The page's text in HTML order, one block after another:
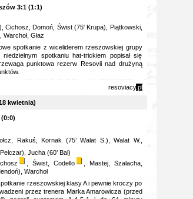
3:1 (1:1)
Cichosz, Domoń, Świst (75' Krupa), Piątkowski,
Głaz
spotkanie z wiceliderem rzeszowskiej grupy
spotkaniu hat-trickiem popisał się
punktowa rezerw Resovii nad drużyną
resoviacy.pl
kwietnia)
Rakuś, Kornak (75’ Walat S.), Walat W.,
Pelczar), Jucha (60’ Bal)
, Świst, Codello
, Mastej, Szalacha,
Warchoł
rzeszowskiej klasy A i pewnie kroczy po
przez trenera Marka Amarowicza (przed